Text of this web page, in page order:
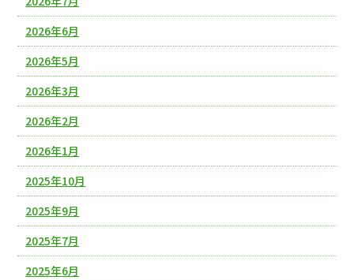
2026年6月
2026年5月
2026年3月
2026年2月
2026年1月
2025年10月
2025年9月
2025年7月
2025年6月